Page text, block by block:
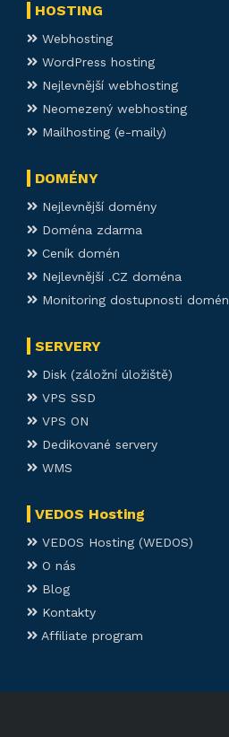
HOSTING
Webhosting
WordPress hosting
Nejlevnější webhosting
Neomezený webhosting
Mailhosting (e-maily)
DOMÉNY
Nejlevnější domény
Doména zdarma
Ceník domén
Nejlevnější .CZ doména
Monitoring dostupnosti domén
SERVERY
Disk (záložní úložiště)
VPS SSD
VPS ON
Dedikované servery
WMS
VEDOS Hosting
VEDOS Hosting (WEDOS)
O nás
Blog
Kontakty
Affiliate program